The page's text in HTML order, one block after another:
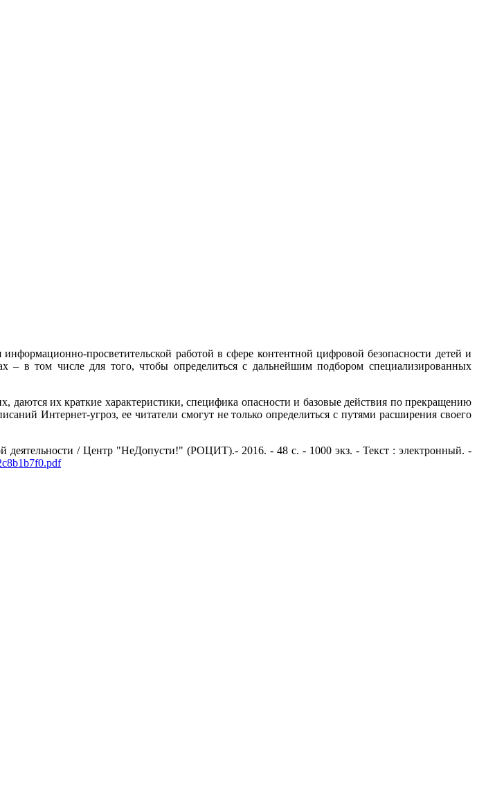
просветительской работой в сфере контентной цифровой безопасности детей и
– в том числе для того, чтобы определиться с дальнейшим подбором специализированных
их краткие характеристики, специфика опасности и базовые действия по прекращению
Интернет-угроз, ее читатели смогут не только определиться с путями расширения своего
деятельности / Центр "НеДопусти!" (РОЦИТ).- 2016. - 48 с. - 1000 экз. - Текст : электронный. -